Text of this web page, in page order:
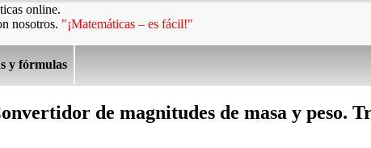
online.
nosotros. "¡Matemáticas – es fácil!"
y fórmulas
de magnitudes de masa y peso.